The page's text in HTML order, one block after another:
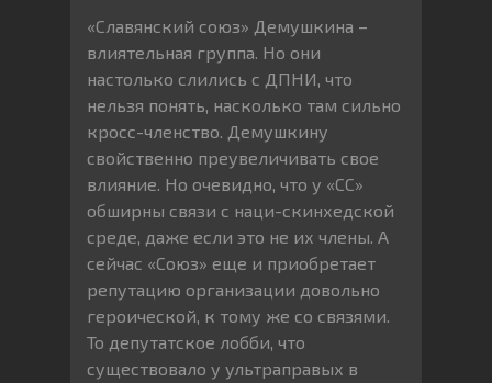
«Славянский союз» Демушкина –
влиятельная группа. Но они
настолько слились с ДПНИ, что
нельзя понять, насколько там сильно
кросс-членство. Демушкину
свойственно преувеличивать свое
влияние. Но очевидно, что у «СС»
обширны связи с наци-скинхедской
среде, даже если это не их члены. А
сейчас «Союз» еще и приобретает
репутацию организации довольно
героической, к тому же со связями.
То депутатское лобби, что
существовало у ультраправых в